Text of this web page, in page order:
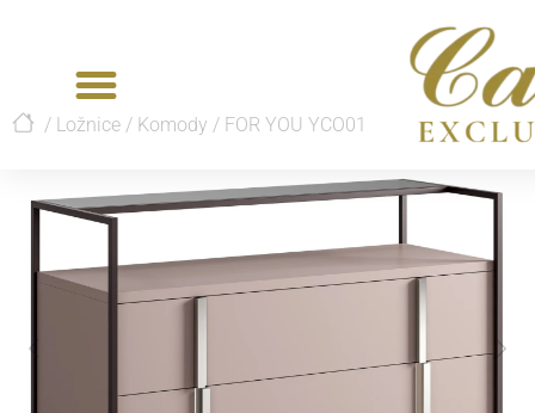
/ Ložnice / Komody / FOR YOU YCO01